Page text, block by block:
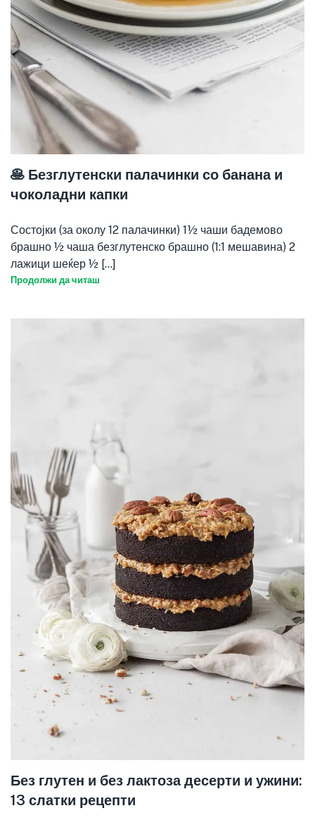
🥞 Безглутенски палачинки со банана и
чоколадни капки
Состојки (за околу 12 палачинки) 1½ чаши бадемово
брашно ½ чаша безглутенско брашно (1:1 мешавина) 2
лажици шеќер ½ [...]
Продолжи да читаш
Без глутен и без лактоза десерти и ужини:
13 слатки рецепти